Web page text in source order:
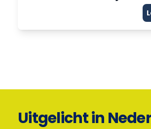
Uitgelicht in